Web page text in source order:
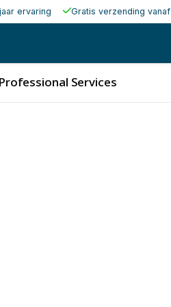
ervaring Gratis verzending vanaf
Professional Services